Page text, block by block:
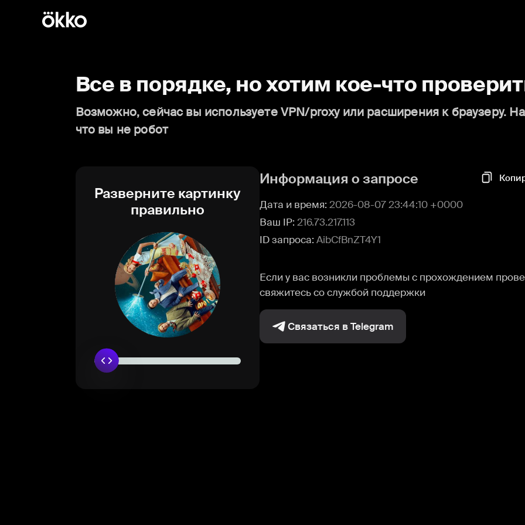
Все в порядке, но хотим кое-что
Возможно, сейчас вы используете VPN/proxy или расширения к браузеру.
что вы не робот
Разверните картинку
правильно
Информация о запросе
Дата и время: 2026-08-07 23:44:10 +0000
Ваш IP: 216.73.217.113
ID запроса: AibCfBnZT4Y1
Если у вас возникли проблемы с прохождением
свяжитесь со службой поддержки
Связаться в Telegram